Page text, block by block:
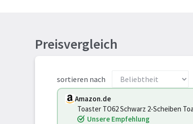
Preisvergleich
sortieren nach
Amazon.de
Toaster TO62 Schwarz 2-Scheiben
Brotscheibenzentrierung und
Unsere Empfehlung